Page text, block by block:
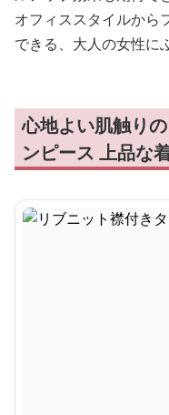
オフィススタイルから
できる、大人の女性に
心地よい肌触り
ンピース 上品な